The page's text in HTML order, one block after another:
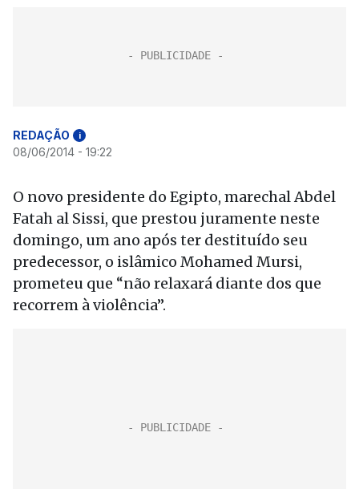
REDAÇÃO i
08/06/2014 - 19:22
O novo presidente do Egipto, marechal Abdel
Fatah al Sissi, que prestou juramente neste
domingo, um ano após ter destituído seu
predecessor, o islâmico Mohamed Mursi,
prometeu que “não relaxará diante dos que
recorrem à violência”.